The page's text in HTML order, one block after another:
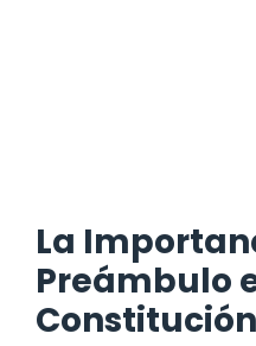
La
Preámbulo